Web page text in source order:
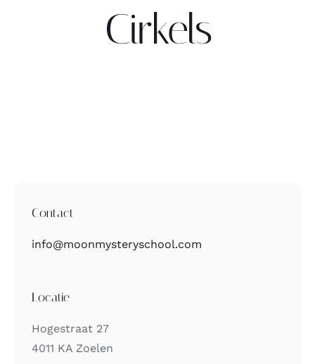
Contact
Cirkels
Contact
info@moonmysteryschool.com
Locatie
Hogestraat 27
4011 KA Zoelen